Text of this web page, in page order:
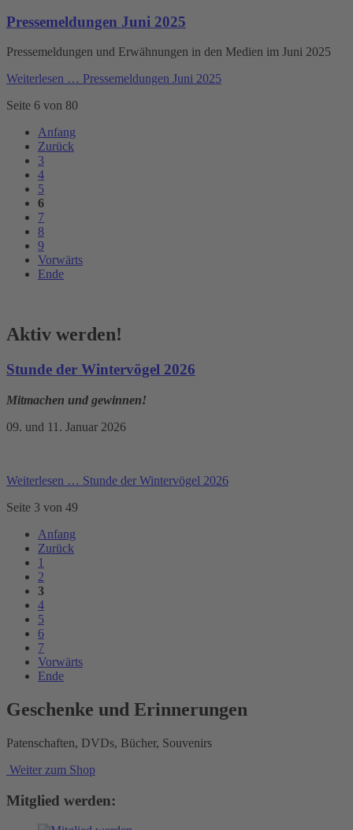
Pressemeldungen Juni 2025
Pressemeldungen und Erwähnungen in den Medien im Juni 2025
Weiterlesen … Pressemeldungen Juni 2025
Seite 6 von 80
Anfang
Zurück
3
4
5
6
7
8
9
Vorwärts
Ende
Aktiv werden!
Stunde der Wintervögel 2026
Mitmachen und gewinnen!
09. und 11. Januar 2026
Weiterlesen … Stunde der Wintervögel 2026
Seite 3 von 49
Anfang
Zurück
1
2
3
4
5
6
7
Vorwärts
Ende
Geschenke und Erinnerungen
Patenschaften, DVDs, Bücher, Souvenirs
Weiter zum Shop
Mitglied werden: